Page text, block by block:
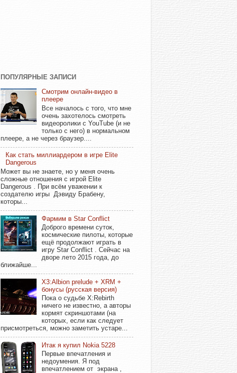
ПОПУЛЯРНЫЕ ЗАПИСИ
Смотрим онлайн-видео в
плеере
Все началось с того, что мне
очень захотелось смотреть
видеоролики с YouTube (и не
только с него) в нормальном
плеере, а не через браузер....
Как стать миллиардером в игре Elite
Dangerous
Может вы не знаете, но у меня очень
сложные отношения с игрой Elite
Dangerous . При всём уважении к
создателю игры Дэвиду Брабену,
которы...
Фармим в Star Conflict
Доброго времени суток,
космические пилоты, которые
ещё продолжают играть в
игру Star Conflict . Сейчас на
дворе лето 2015 года, до
ближайше...
X3:Albion prelude + XRM +
бонусы (русская версия)
Пока о судьбе X:Rebirth
ничего не известно, а авторы
кормят скриншотами (на
которых, если как следует
присмотреться, можно заметить устаре...
Итак я купил Nokia 5228
Первые впечатления и
недоумения. Я под
впечатлением от экрана ,